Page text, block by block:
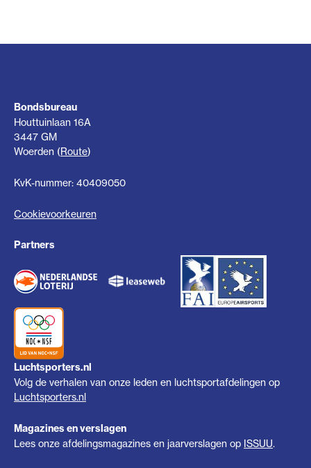
Bondsbureau
Houttuinlaan 16A
3447 GM
Woerden (Route)
KvK-nummer: 40409050
Cookievoorkeuren
Partners
Luchtsporters.nl
Volg de verhalen van onze leden en luchtsportafdelingen op
Luchtsporters.nl
Magazines en verslagen
Lees onze afdelingsmagazines en jaarverslagen op ISSUU.